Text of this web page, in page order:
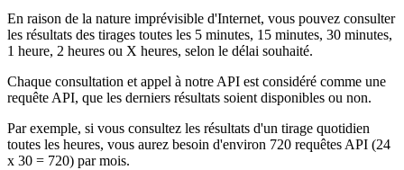
En raison de la nature imprévisible d'Internet, vous pouvez consulter
les résultats des tirages toutes les 5 minutes, 15 minutes, 30 minutes,
1 heure, 2 heures ou X heures, selon le délai souhaité.
Chaque consultation et appel à notre API est considéré comme une
requête API, que les derniers résultats soient disponibles ou non.
Par exemple, si vous consultez les résultats d'un tirage quotidien
toutes les heures, vous aurez besoin d'environ 720 requêtes API (24
x 30 = 720) par mois.